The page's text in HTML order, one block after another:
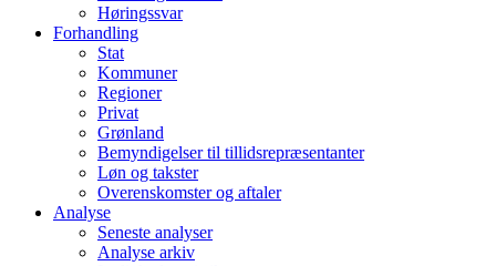
Høringssvar
Forhandling
Stat
Kommuner
Regioner
Privat
Grønland
Bemyndigelser til tillidsrepræsentanter
Løn og takster
Overenskomster og aftaler
Analyse
Seneste analyser
Analyse arkiv